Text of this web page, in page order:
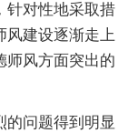
针对性地采取措
风建设逐渐走上
师风方面突出的
的问题得到明显